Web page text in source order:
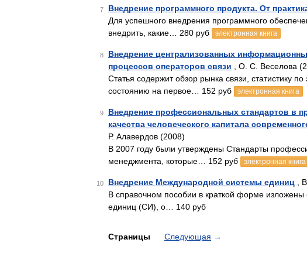
7 Внедрение программного продукта. От
Для успешного внедрения программного
внедрить, какие… 280 руб
электронная книга
8
Внедрение централизованных
процессов операторов связи , О. С. Веселова
Статья содержит обзор рынка связи, статистику
состоянию на первое… 152 руб
электронная книга
9
Внедрение профессиональных стандартов в
качества человеческого капитала
Р. Алавердов (2008)
В 2007 году были утверждены Стандарты
менеджмента, которые… 152 руб
электронная книга
10 Внедрение Международной системы единиц ,
В справочном пособии в краткой форме
единиц (СИ), о… 140 руб
Страницы Следующая →